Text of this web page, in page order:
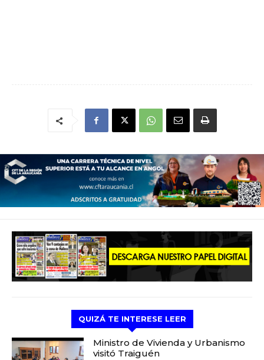
QUIZÁ TE INTERESE LEER
Ministro de Vivienda y Urbanismo
visitó Traiguén